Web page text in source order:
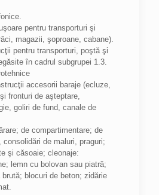
pentru transporturi şi
magazii, şoproane, cabane).
pentru transporturi, poştă şi
în cadrul subgrupei 1.3.
accesorii baraje (ecluze,
fronturi de aşteptare,
goliri de fund, canale de
de compartimentare; de
consolidări de maluri, praguri;
şi căsoaie; cleonaje:
lemn cu bolovan sau piatră;
blocuri de beton; zidărie